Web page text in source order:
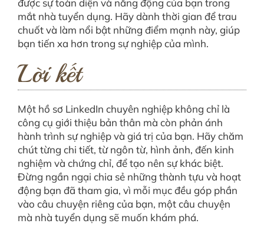
được sự toàn diện và năng động của bạn trong
mắt nhà tuyển dụng. Hãy dành thời gian để trau
chuốt và làm nổi bật những điểm mạnh này, giúp
bạn tiến xa hơn trong sự nghiệp của mình.
Lời kết
Một hồ sơ LinkedIn chuyên nghiệp không chỉ là
công cụ giới thiệu bản thân mà còn phản ánh
hành trình sự nghiệp và giá trị của bạn. Hãy chăm
chút từng chi tiết, từ ngôn từ, hình ảnh, đến kinh
nghiệm và chứng chỉ, để tạo nên sự khác biệt.
Đừng ngần ngại chia sẻ những thành tựu và hoạt
động bạn đã tham gia, vì mỗi mục đều góp phần
vào câu chuyện riêng của bạn, một câu chuyện
mà nhà tuyển dụng sẽ muốn khám phá.